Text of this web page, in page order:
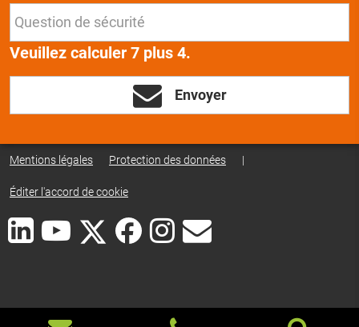
Veuillez calculer 7 plus 4.
Envoyer
Mentions légales Protection des données |
Éditer l'accord de cookie